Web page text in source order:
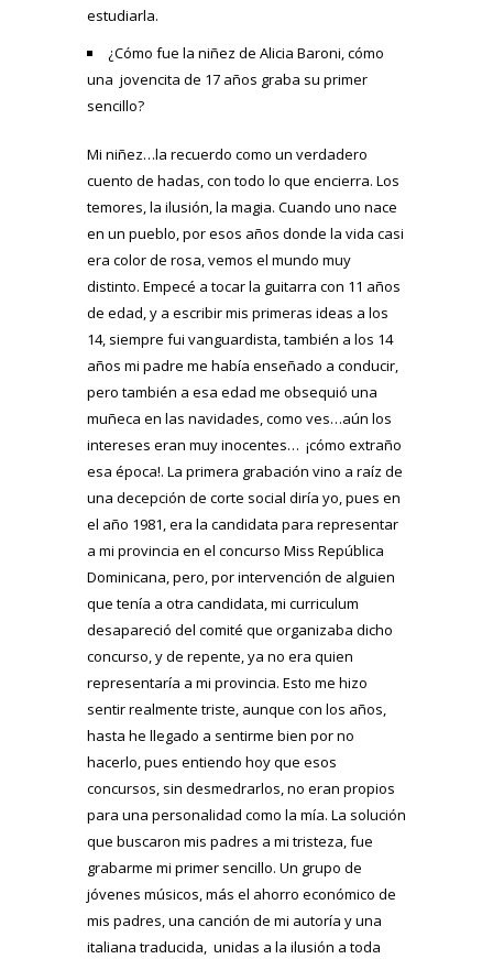
estudiarla.
¿Cómo fue la niñez de Alicia Baroni, cómo
una jovencita de 17 años graba su primer
sencillo?
Mi niñez…la recuerdo como un verdadero
cuento de hadas, con todo lo que encierra. Los
temores, la ilusión, la magia. Cuando uno nace
en un pueblo, por esos años donde la vida casi
era color de rosa, vemos el mundo muy
distinto. Empecé a tocar la guitarra con 11 años
de edad, y a escribir mis primeras ideas a los
14, siempre fui vanguardista, también a los 14
años mi padre me había enseñado a conducir,
pero también a esa edad me obsequió una
muñeca en las navidades, como ves…aún los
intereses eran muy inocentes… ¡cómo extraño
esa época!. La primera grabación vino a raíz de
una decepción de corte social diría yo, pues en
el año 1981, era la candidata para representar
a mi provincia en el concurso Miss República
Dominicana, pero, por intervención de alguien
que tenía a otra candidata, mi curriculum
desapareció del comité que organizaba dicho
concurso, y de repente, ya no era quien
representaría a mi provincia. Esto me hizo
sentir realmente triste, aunque con los años,
hasta he llegado a sentirme bien por no
hacerlo, pues entiendo hoy que esos
concursos, sin desmedrarlos, no eran propios
para una personalidad como la mía. La solución
que buscaron mis padres a mi tristeza, fue
grabarme mi primer sencillo. Un grupo de
jóvenes músicos, más el ahorro económico de
mis padres, una canción de mi autoría y una
italiana traducida, unidas a la ilusión a toda